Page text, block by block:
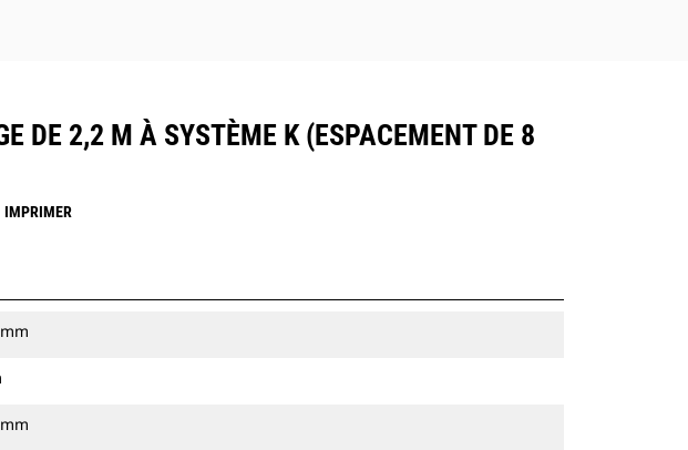
DE 2,2 M À SYSTÈME K (ESPACEMENT DE 8
IMPRIMER